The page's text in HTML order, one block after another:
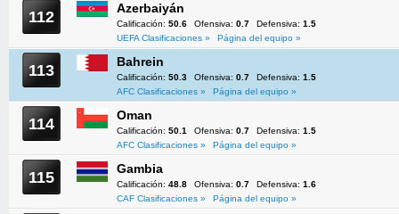
112 Azerbaiyán
Calificación: 50.6 Ofensiva: 0.7 Defensiva: 1.5
UEFA Clasificaciones »
Página del equipo »
113 Bahrein
Calificación: 50.3 Ofensiva: 0.7 Defensiva: 1.5
AFC Clasificaciones »
Página del equipo »
114 Oman
Calificación: 50.1 Ofensiva: 0.7 Defensiva: 1.5
AFC Clasificaciones »
Página del equipo »
115 Gambia
Calificación: 48.8 Ofensiva: 0.7 Defensiva: 1.6
CAF Clasificaciones »
Página del equipo »